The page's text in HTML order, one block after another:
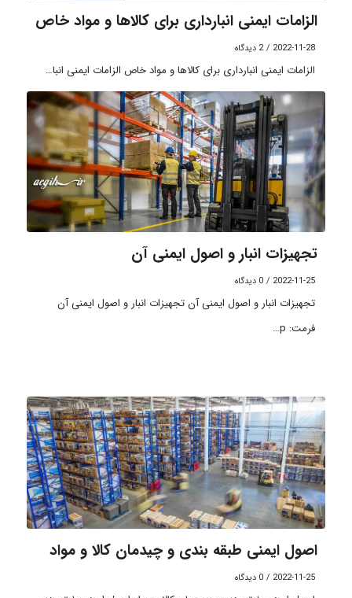
الزامات ایمنی انبارداری برای کالاها و مواد خاص
2022-11-28
/ 2 دیدگاه
الزامات ایمنی انبارداری برای کالاها و مواد خاص الزامات ایمنی انبا…
تجهیزات انبار و اصول ایمنی آن
2022-11-25
/ 0 دیدگاه
تجهیزات انبار و اصول ایمنی آن تجهیزات انبار و اصول ایمنی آن
فرمت: p…
اصول ایمنی طبقه بندی و چیدمان کالا و مواد
2022-11-25
/ 0 دیدگاه